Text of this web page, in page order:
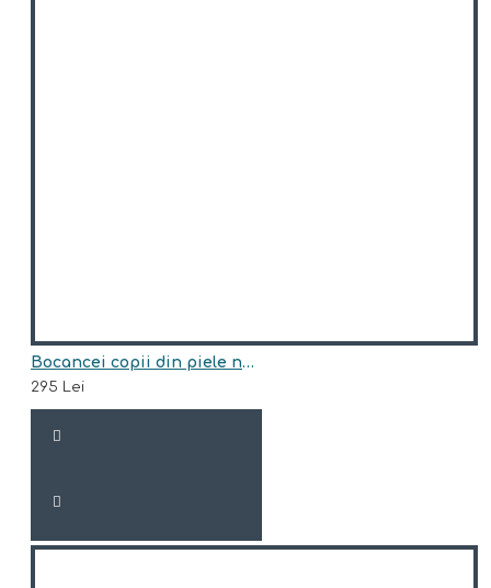
Bocancei copii din piele naturala model HUNTER-BLU
295 Lei